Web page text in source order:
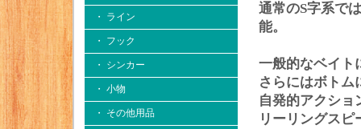
・ ライン
・ フック
・ シンカー
・ 小物
・ その他用品
通常のS字系で
能。
一般的なベイト
さらにはボトム
自発的アクショ
リーリングス